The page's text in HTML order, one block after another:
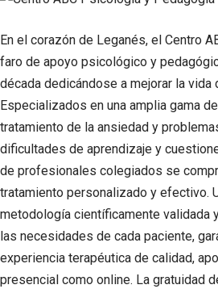
En el corazón de Leganés, el Centro
faro de apoyo psicológico y
década dedicándose a mejorar la
Especializados en una amplia gama
tratamiento de la ansiedad y
dificultades de aprendizaje y
de profesionales colegiados se
tratamiento personalizado y efectivo.
metodología científicamente validada
las necesidades de cada paciente,
experiencia terapéutica de calidad,
presencial como online. La gratuidad